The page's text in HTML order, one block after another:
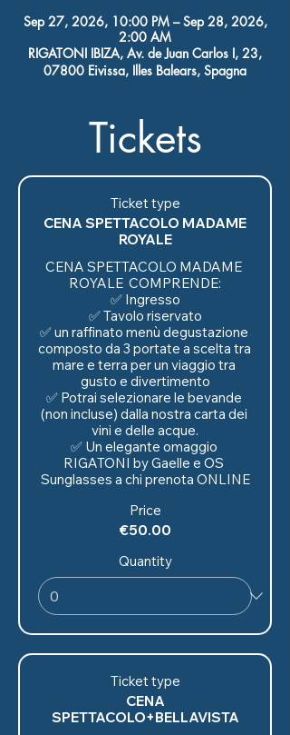
Sep 27, 2026, 10:00 PM – Sep 28, 2026,
2:00 AM
RIGATONI IBIZA, Av. de Juan Carlos I, 23,
07800 Eivissa, Illes Balears, Spagna
Tickets
Ticket type
CENA SPETTACOLO MADAME
ROYALE
CENA SPETTACOLO MADAME
ROYALE  COMPRENDE:
✅ Ingresso
✅ Tavolo riservato
✅ un raffinato menù degustazione
composto da 3 portate a scelta tra
mare e terra per un viaggio tra
gusto e divertimento
✅ Potrai selezionare le bevande
(non incluse) dalla nostra carta dei
vini e delle acque.
✅ Un elegante omaggio
RIGATONI by Gaelle e OS
Sunglasses a chi prenota ONLINE
Price
€50.00
Quantity
Ticket type
CENA
SPETTACOLO+BELLAVISTA